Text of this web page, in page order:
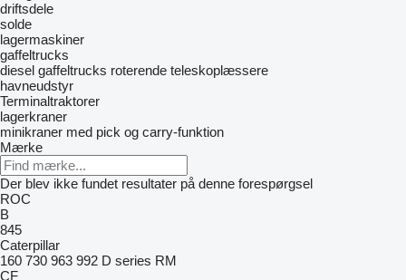
driftsdele
solde
lagermaskiner
gaffeltrucks
diesel gaffeltrucks roterende teleskoplæssere
havneudstyr
Terminaltraktorer
lagerkraner
minikraner med pick og carry-funktion
Mærke
Der blev ikke fundet resultater på denne forespørgsel
ROC
B
845
Caterpillar
160 730 963 992 D series RM
CF